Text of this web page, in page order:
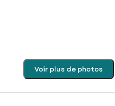
Voir plus de photos